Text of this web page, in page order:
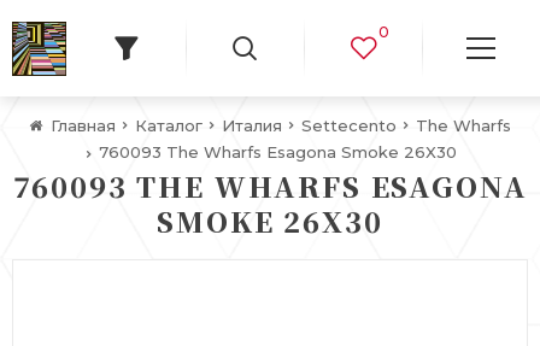
0
Главная Каталог Италия Settecento
The Wharfs
760093 The Wharfs Esagona Smoke 26X30
760093 THE WHARFS ESAGONA
SMOKE 26X30